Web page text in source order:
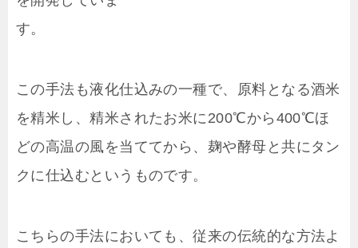
す。
この手法も液化仕込みの一種で、原料となる酒米
を精米し、精米されたお米に200℃から400℃ほ
どの高温の風を当ててから、麹や酵母と共にタン
クに仕込むというものです。
こちらの手法においても、従来の伝統的な方法よ